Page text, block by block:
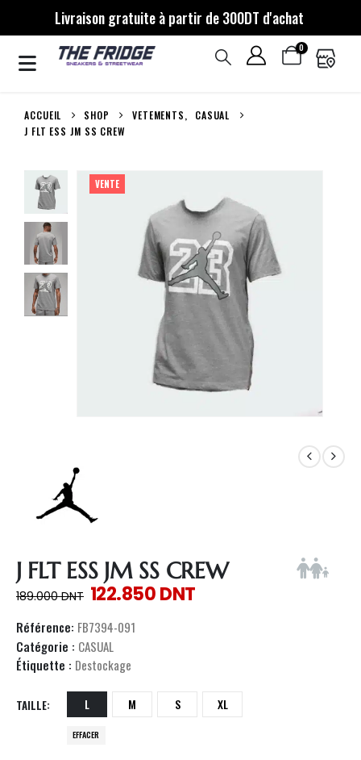
Livraison gratuite à partir de 300DT d'achat
0
ACCUEIL SHOP VETEMENTS,
CASUAL
J FLT ESS JM SS CREW
VENTE
J FLT ESS JM SS CREW
189.000DNT 122.850DNT
Référence: FB7394-091
Catégorie : CASUAL
Étiquette : Destockage
TAILLE L M S XL
EFFACER